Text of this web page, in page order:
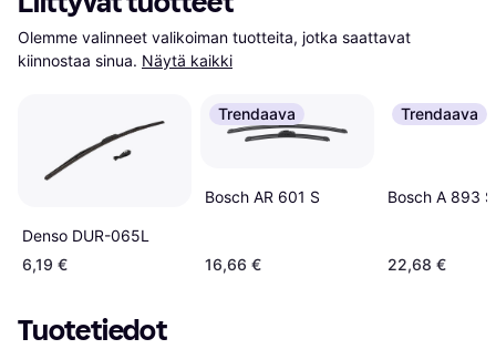
Olemme valinneet valikoiman tuotteita, jotka saattavat
kiinnostaa sinua. Näytä kaikki
Denso DUR-065L
6,19 €
Trendaava
Bosch AR 601 S
16,66 €
Trendaava
Bosch A 893 S
22,68 €
Tuotetiedot